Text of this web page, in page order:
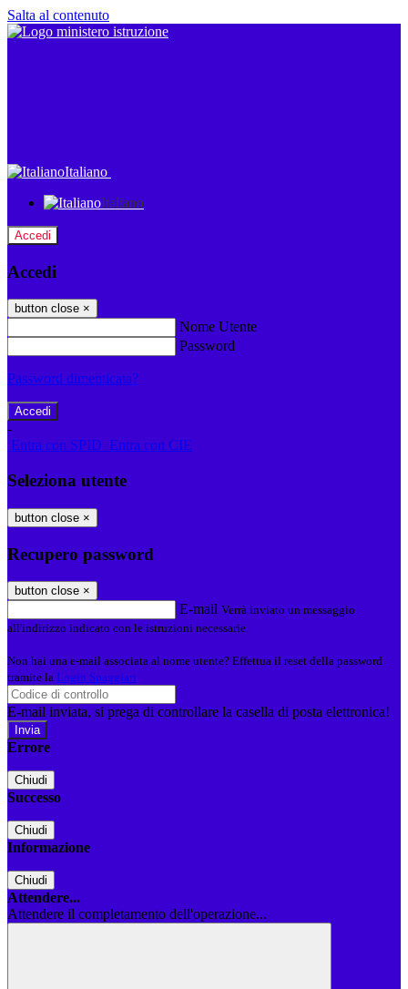
Salta al contenuto
Italiano
Italiano
Accedi
Accedi
button close ×
Nome Utente
Password
Password dimenticata?
-
Entra con SPID Entra con CIE
Seleziona utente
button close ×
Recupero password
button close ×
E-mail Verrà inviato un messaggio
all'indirizzo indicato con le istruzioni necessarie.
Non hai una e-mail associata al nome utente? Effettua il reset della password
tramite la Login Spaggiari
E-mail inviata, si prega di controllare la casella di posta elettronica!
Errore
Chiudi
Successo
Chiudi
Informazione
Chiudi
Attendere...
Attendere il completamento dell'operazione...